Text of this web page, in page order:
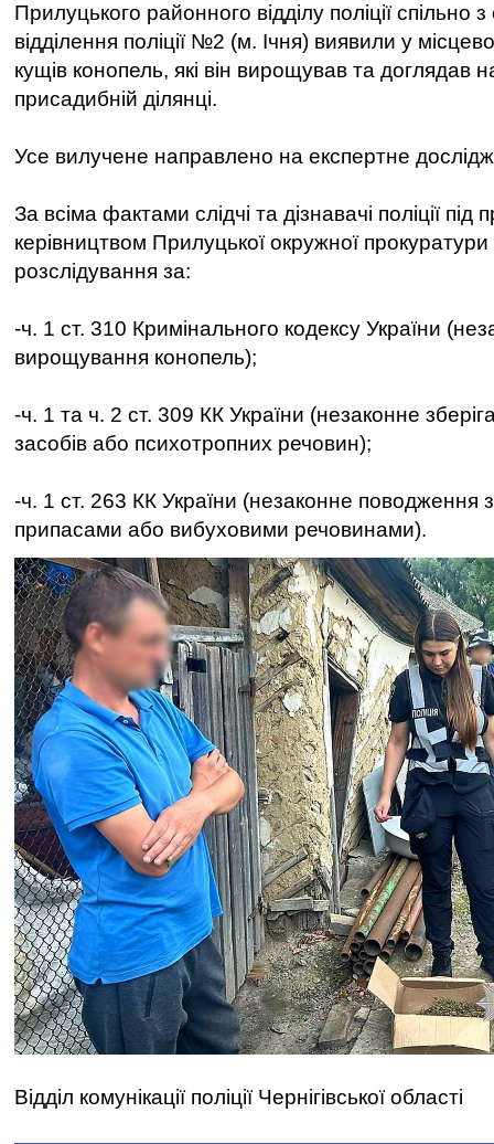
Прилуцького районного відділу поліції спільно
відділення поліції №2 (м. Ічня) виявили у
кущів конопель, які він вирощував та доглядав
присадибній ділянці.
Усе вилучене направлено на експертне
За всіма фактами слідчі та дізнавачі поліції
керівництвом Прилуцької окружної
розслідування за:
-ч. 1 ст. 310 Кримінального кодексу України
вирощування конопель);
-ч. 1 та ч. 2 ст. 309 КК України (незаконне
засобів або психотропних речовин);
-ч. 1 ст. 263 КК України (незаконне поводження
припасами або вибуховими речовинами).
Відділ комунікації поліції Чернігівської області